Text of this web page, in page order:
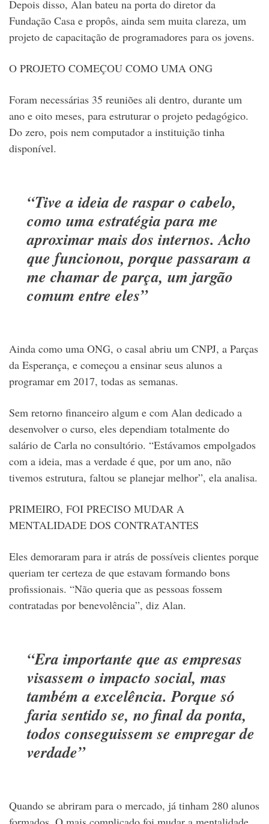
Depois disso, Alan bateu na porta do diretor da
Fundação Casa e propôs, ainda sem muita clareza, um
projeto de capacitação de programadores para os jovens.
O PROJETO COMEÇOU COMO UMA ONG
Foram necessárias 35 reuniões ali dentro, durante um
ano e oito meses, para estruturar o projeto pedagógico.
Do zero, pois nem computador a instituição tinha
disponível.
“Tive a ideia de raspar o cabelo,
como uma estratégia para me
aproximar mais dos internos. Acho
que funcionou, porque passaram a
me chamar de parça, um jargão
comum entre eles”
Ainda como uma ONG, o casal abriu um CNPJ, a Parças
da Esperança, e começou a ensinar seus alunos a
programar em 2017, todas as semanas.
Sem retorno financeiro algum e com Alan dedicado a
desenvolver o curso, eles dependiam totalmente do
salário de Carla no consultório. “Estávamos empolgados
com a ideia, mas a verdade é que, por um ano, não
tivemos estrutura, faltou se planejar melhor”, ela analisa.
PRIMEIRO, FOI PRECISO MUDAR A
MENTALIDADE DOS CONTRATANTES
Eles demoraram para ir atrás de possíveis clientes porque
queriam ter certeza de que estavam formando bons
profissionais. “Não queria que as pessoas fossem
contratadas por benevolência”, diz Alan.
“Era importante que as empresas
visassem o impacto social, mas
também a excelência. Porque só
faria sentido se, no final da ponta,
todos conseguissem se empregar de
verdade”
Quando se abriram para o mercado, já tinham 280 alunos